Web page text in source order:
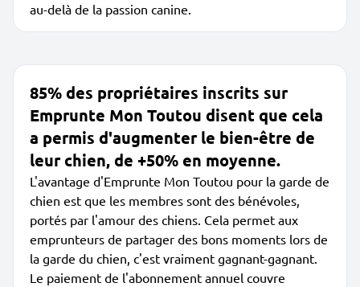
au-delà de la passion canine.
85% des propriétaires inscrits sur
Emprunte Mon Toutou disent que cela
a permis d'augmenter le bien-être de
leur chien, de +50% en moyenne.
L'avantage d'Emprunte Mon Toutou pour la garde de
chien est que les membres sont des bénévoles,
portés par l'amour des chiens. Cela permet aux
emprunteurs de partager des bons moments lors de
la garde du chien, c'est vraiment gagnant-gagnant.
Le paiement de l'abonnement annuel couvre